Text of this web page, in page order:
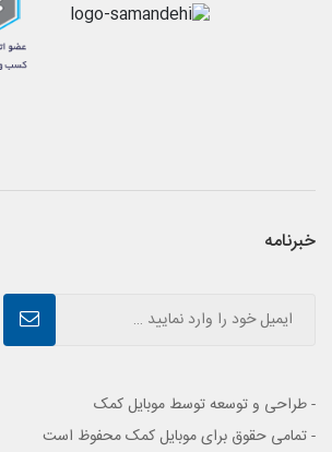
خبرنامه
- طراحی و توسعه توسط موبایل کمک
- تمامی حقوق برای موبایل کمک محفوظ است